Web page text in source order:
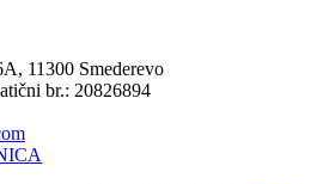
11300 Smederevo
br.: 20826894